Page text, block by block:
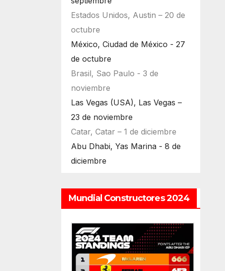
Estados Unidos, Austin – 20 de
octubre
México, Ciudad de México - 27
de octubre
Brasil, Sao Paulo - 3 de
noviembre
Las Vegas (USA), Las Vegas –
23 de noviembre
Catar, Catar – 1 de diciembre
Abu Dhabi, Yas Marina - 8 de
diciembre
Mundial Constructores 2024